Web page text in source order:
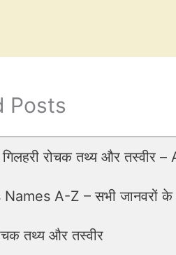
Posts
रोचक तथ्य और तस्वीर
A-Z – सभी जानवरों
तथ्य और तस्वीर